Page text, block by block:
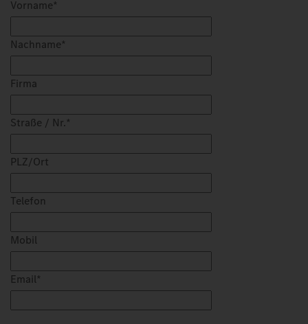
Vorname*
Nachname*
Firma
Straße / Nr.*
PLZ/Ort
Telefon
Mobil
Email*